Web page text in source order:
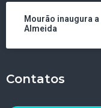
Mourão inaugura
Almeida
Contatos